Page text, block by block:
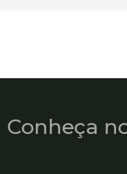
Conheça